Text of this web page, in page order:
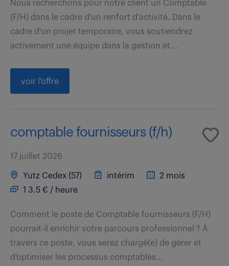
Nous recherchons pour notre client un Comptable
(F/H) dans le cadre d'un renfort d'activité. Dans le
cadre d'un projet temporaire, vous soutiendrez
activement une équipe dans la gestion et...
voir l'offre
comptable fournisseurs (f/h)
17 juillet 2026
Yutz Cedex (57) intérim
2 mois
1 3.5 € / heure
Comment le poste de Comptable fournisseurs (F/H)
pourrait-il enrichir votre parcours professionnel ? À
travers ce poste, vous serez chargé(e) de gérer et
d'optimiser les processus comptables...